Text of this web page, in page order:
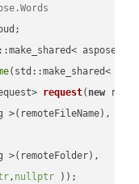
(std::make_shared<
request( new
>(remoteFileName),
>(remoteFolder),
, nullptr ))